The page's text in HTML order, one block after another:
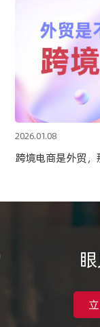
2026.01.08
跨境电商是外贸，